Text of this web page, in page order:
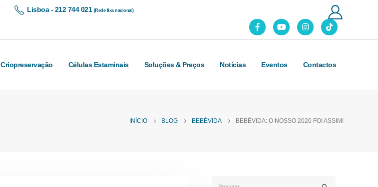
Lisboa - 212 744 021 (Rede fixa nacional)
Criopreservação Células Estaminais Soluções & Preços Notícias Eventos Contactos
INÍCIO BLOG BEBÉVIDA BEBÉVIDA: O NOSSO 2020 FOI ASSIM!